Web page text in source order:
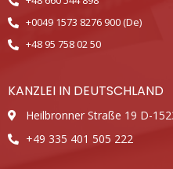
+0049 1573 8276 900 (De)
+48 95 758 02 50
KANZLEI IN DEUTSCHLAND
Heilbronner Straße 19 D-
+49 335 401 505 222